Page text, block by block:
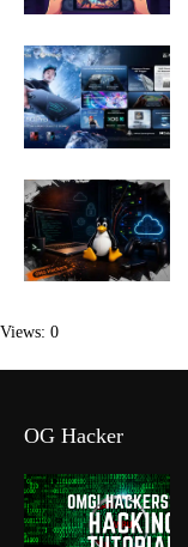
Views: 0
OG Hacker